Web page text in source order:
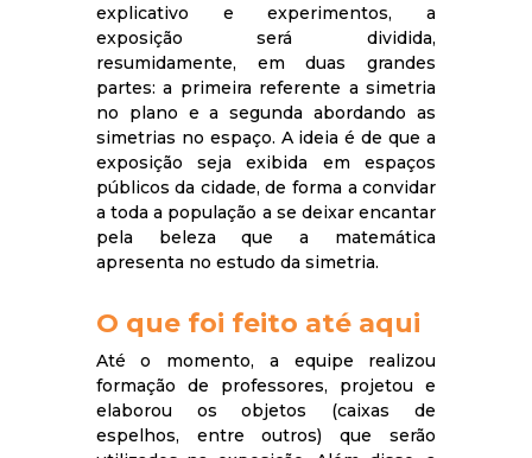
explicativo e experimentos, a
exposição será dividida,
resumidamente, em duas grandes
partes: a primeira referente a simetria
no plano e a segunda abordando as
simetrias no espaço. A ideia é de que a
exposição seja exibida em espaços
públicos da cidade, de forma a convidar
a toda a população a se deixar encantar
pela beleza que a matemática
apresenta no estudo da simetria.
O que foi feito até aqui
Até o momento, a equipe realizou
formação de professores, projetou e
elaborou os objetos (caixas de
espelhos, entre outros) que serão